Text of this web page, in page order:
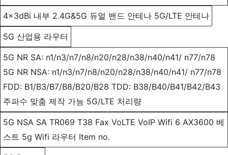
4x3dBi 내부 2.4G&5G 듀얼 밴드 안테나 5G/LTE 안테나
5G 산업용 라우터
5G NR SA: n1/n3/n7/n8/n20/n28/n38/n40/n41/ n77/n78
5G NR NSA: n1/n3/n7/n8/n20/n28/n38/n40/n41/ n77/n78
FDD: B1/B3/B7/B8/B20/B28 TDD: B38/B40/B41/B42/B43
주파수 맞춤 제작 가능 5G/LTE 처리량
5G NSA SA TR069 T38 Fax VoLTE VoIP Wifi 6 AX3600 베
스트 5g Wifi 라우터 Item no.